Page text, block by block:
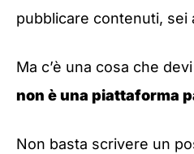
pubblicare contenuti, sei
Ma c’è una cosa che
non è una piattaforma
Non basta scrivere un